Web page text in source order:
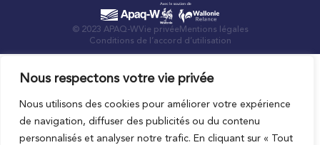
Nous respectons votre vie privée
Nous utilisons des cookies pour améliorer votre expérience
de navigation, diffuser des publicités ou du contenu
personnalisés et analyser notre trafic. En cliquant sur « Tout
© 2023 APAQ-WVie privée Mentions légales
Conditions de l’accord d’utilisation